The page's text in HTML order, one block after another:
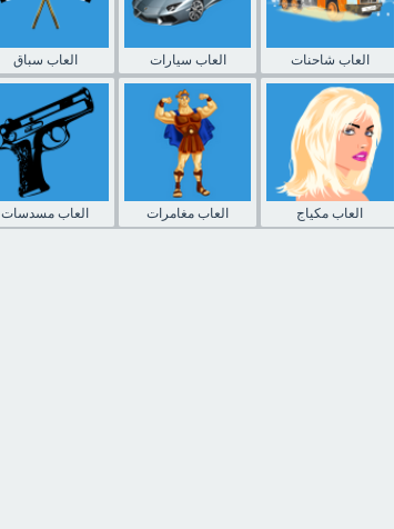
العاب سباق العاب سيارات العاب شاحنات
العاب مسدسات العاب مغامرات العاب مكياج